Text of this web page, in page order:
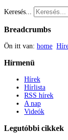
Keresés...
Breadcrumbs
Ön itt van: home
Hírmenü
Hírek
Hírlista
RSS hírek
A nap
Videók
Legutóbbi cikkek